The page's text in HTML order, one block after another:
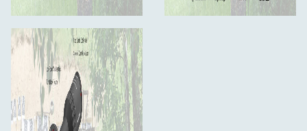
Rifle scope
Ett par 30mm Picatinny Scope Ring
Spare Elevation Turret
Lins Caps